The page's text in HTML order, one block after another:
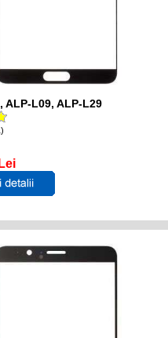
ALP-L09, ALP-L29
Lei